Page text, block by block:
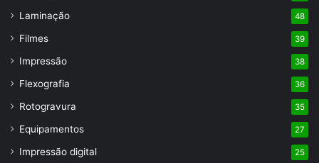
Laminação 48
Filmes 39
Impressão 38
Flexografia 36
Rotogravura 35
Equipamentos 27
Impressão digital 25